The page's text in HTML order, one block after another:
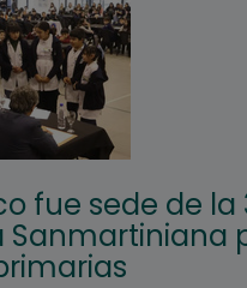
fue sede de la
Sanmartiniana